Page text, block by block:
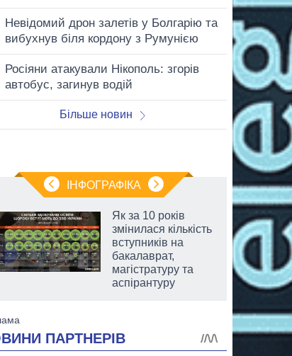
Невідомий дрон залетів у Болгарію та
вибухнув біля кордону з Румунією
Росіяни атакували Нікополь: згорів
автобус, загинув водій
Більше новин
ІНФОГРАФІКА
Як за 10 років
змінилася кількість
вступників на
бакалаврат,
магістратуру та
аспірантуру